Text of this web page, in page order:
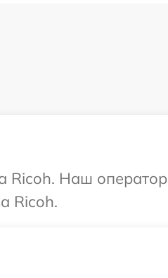
Ricoh. Наш оператор
Ricoh.